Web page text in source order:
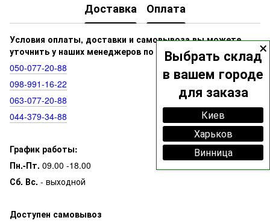
×
Выбрать склад
в вашем городе
для заказа
Киев
Харьков
Винница
Доставка Оплата
Условия оплаты, доставки и самовывоза вы можете
уточнить у наших менеджеров по номерам:
050‑077‑20‑88
098‑991‑16‑22
063‑077‑20‑88
044‑379‑34‑88
График работы:
Пн.-Пт. 09.00 -18.00
Сб. Вс. - выходной
Доступен самовывоз